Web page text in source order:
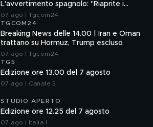
L'avvertimento spagnolo: "Riaprite i
confini"
07 ago | Tgcom24
TGCOM24
Breaking News delle 14.00 | Iran e Oman
trattano su Hormuz, Trump escluso
07 ago | Tgcom24
TG5
Edizione ore 13.00 del 7 agosto
07 ago | Canale 5
STUDIO APERTO
Edizione ore 12.25 del 7 agosto
07 ago | Italia 1